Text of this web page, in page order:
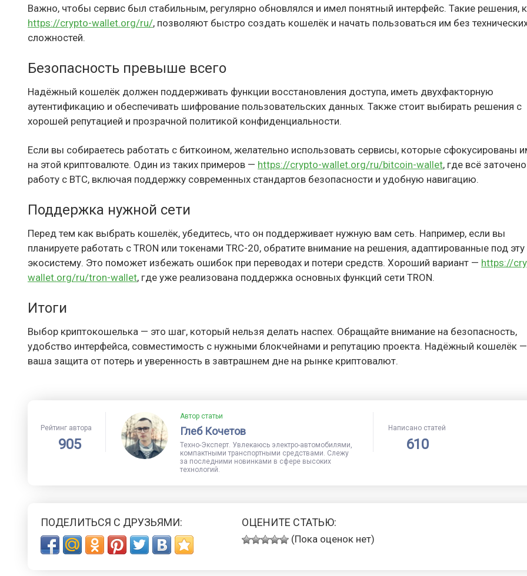
Важно, чтобы сервис был стабильным, регулярно обновлялся и имел понятный интерфейс. Такие решения,
https://crypto-wallet.org/ru/, позволяют быстро создать кошелёк и начать пользоваться им без
сложностей.
Безопасность превыше всего
Надёжный кошелёк должен поддерживать функции восстановления доступа, иметь двухфакторную
аутентификацию и обеспечивать шифрование пользовательских данных. Также стоит выбирать решения с
хорошей репутацией и прозрачной политикой конфиденциальности.
Если вы собираетесь работать с биткоином, желательно использовать сервисы, которые сфокусированы
на этой криптовалюте. Один из таких примеров — https://crypto-wallet.org/ru/bitcoin-wallet, где всё
работу с BTC, включая поддержку современных стандартов безопасности и удобную навигацию.
Поддержка нужной сети
Перед тем как выбрать кошелёк, убедитесь, что он поддерживает нужную вам сеть. Например, если вы
планируете работать с TRON или токенами TRC-20, обратите внимание на решения, адаптированные под эту
экосистему. Это поможет избежать ошибок при переводах и потери средств. Хороший вариант — https://
wallet.org/ru/tron-wallet, где уже реализована поддержка основных функций сети TRON.
Итоги
Выбор криптокошелька — это шаг, который нельзя делать наспех. Обращайте внимание на безопасность,
удобство интерфейса, совместимость с нужными блокчейнами и репутацию проекта. Надёжный кошелёк
ваша защита от потерь и уверенность в завтрашнем дне на рынке криптовалют.
Рейтинг автора
905
Автор статьи
Глеб Кочетов
Техно-Эксперт. Увлекаюсь электро-автомобилями,
компактными транспортными средствами. Слежу
за последними новинками в сфере высоких
технологий.
Написано статей
610
ПОДЕЛИТЬСЯ С ДРУЗЬЯМИ: ОЦЕНИТЕ СТАТЬЮ:
(Пока оценок нет)